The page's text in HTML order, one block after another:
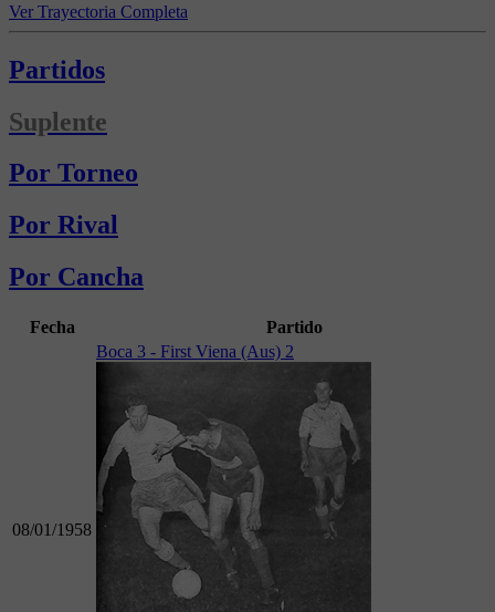
Ver Trayectoria Completa
Partidos
Suplente
Por Torneo
Por Rival
Por Cancha
Fecha Partido
08/01/1958
Boca 3 - First Viena (Aus) 2